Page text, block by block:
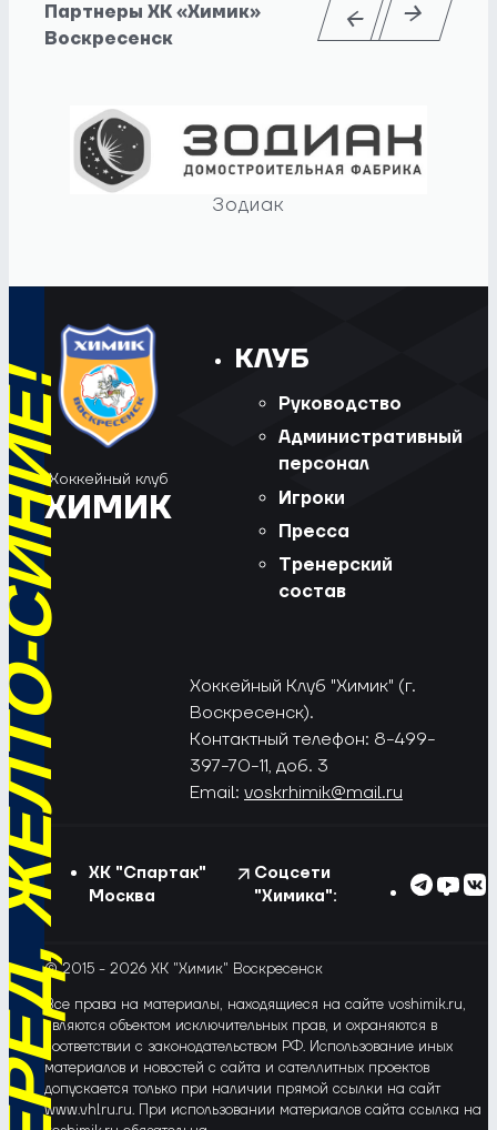
Партнеры ХК «Химик»
Воскресенск
Зодиак
СИНИЕ!
Хоккейный клуб
ХИМИК
КЛУБ
Руководство
Административный
персонал
Игроки
Пресса
Тренерский
состав
Хоккейный Клуб "Химик" (г.
Воскресенск).
Контактный телефон: 8-499-
397-70-11, доб. 3
Email: voskrhimik@mail.ru
ХК "Спартак"
Москва
Соцсети
"Химика":
© 2015 - 2026 ХК "Химик" Воскресенск
Все права на материалы, находящиеся на сайте voshimik.ru,
являются объектом исключительных прав, и охраняются в
соответствии с законодательством РФ. Использование иных
материалов и новостей с сайта и сателлитных проектов
допускается только при наличии прямой ссылки на сайт
www.vhlru.ru. При использовании материалов сайта ссылка на